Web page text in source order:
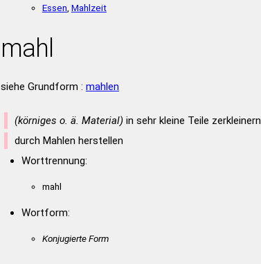
Essen Mahlzeit
mahl
siehe Grundform : mahlen
(körniges o. ä. Material) in sehr kleine Teile zerkleinern
durch Mahlen herstellen
Worttrennung:
mahl
Wortform:
Konjugierte Form